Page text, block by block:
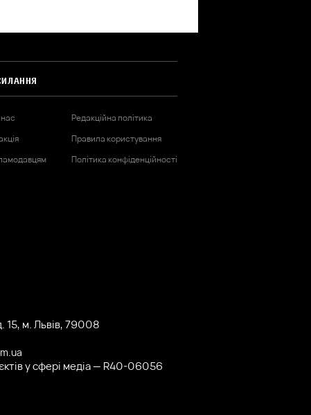
Редакційна політика
Правила користування
Політика конфіденційності
15, м. Львів, 79008
у сфері медіа — R40-06056